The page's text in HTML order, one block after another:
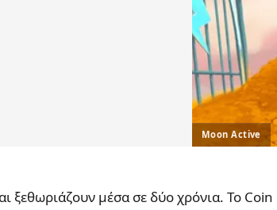
Moon Active
ξεθωριάζουν μέσα σε δύο χρόνια. Το